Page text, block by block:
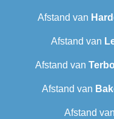
Afstand van
Afstand van
Afstand van
Afstand van
Afstand van